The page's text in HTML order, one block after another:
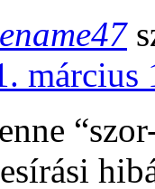
március